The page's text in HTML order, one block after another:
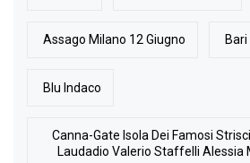
Assago Milano 12 Giugno Bari
Blu Indaco
Canna-Gate Isola Dei Famosi
Laudadio Valerio Staffelli Alessia